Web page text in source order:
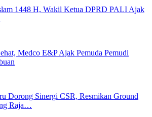
1448 H, Wakil Ketua DPRD PALI Ajak
Medco E&P Ajak Pemuda Pemudi
Dorong Sinergi CSR, Resmikan Ground
Raja…